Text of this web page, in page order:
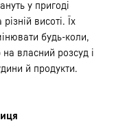
у пригоді
висоті. Їх
будь-коли,
власний розсуд і
й продукти.